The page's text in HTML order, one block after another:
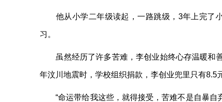
他从小学二年级读起，一路跳级，3年上完了小
习。
虽然经历了许多苦难，李创业始终心存温暖和善
年汶川地震时，学校组织捐款，李创业兜里只有
“命运带给我这些，就得接受，苦难不是自暴自